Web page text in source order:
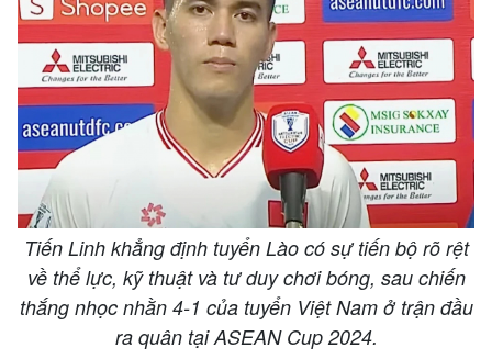
Tiến Linh khẳng định tuyển Lào có sự tiến bộ rõ rệt
về thể lực, kỹ thuật và tư duy chơi bóng, sau chiến
thắng nhọc nhằn 4-1 của tuyển Việt Nam ở trận đầu
ra quân tại ASEAN Cup 2024.